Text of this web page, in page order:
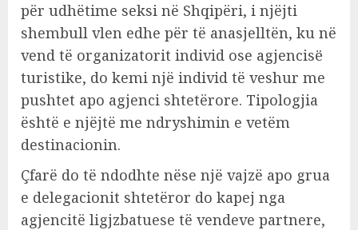
për udhëtime seksi në Shqipëri, i njëjti
shembull vlen edhe për të anasjelltën, ku në
vend të organizatorit individ ose agjencisё
turistike, do kemi një individ të veshur me
pushtet apo agjenci shtetërore. Tipologjia
është e njëjtë me ndryshimin e vetëm
destinacionin.
Çfarë do të ndodhte nëse një vajzë apo grua
e delegacionit shtetëror do kapej nga
agjencitë ligjzbatuese të vendeve partnere,